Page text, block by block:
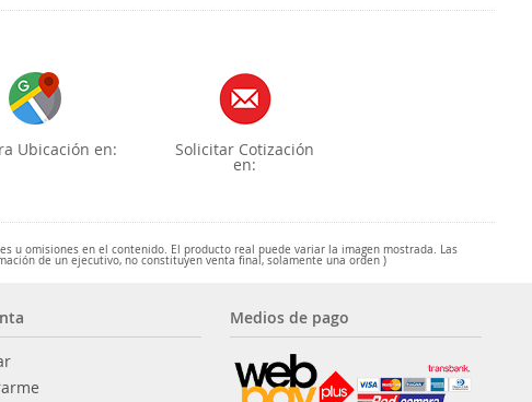
Ubicación en: Solicitar Cotización
en:
u omisiones en el contenido. El producto real puede variar la imagen mostrada. Las
de un ejecutivo, no constituyen venta final, solamente una orden )
Medios de pago